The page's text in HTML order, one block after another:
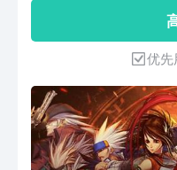
主！回
提升抗
优先